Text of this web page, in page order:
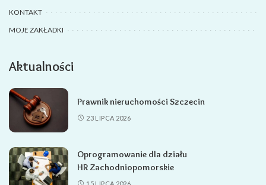
KONTAKT
MOJE ZAKŁADKI
Aktualności
Prawnik nieruchomości Szczecin
23 LIPCA 2026
Oprogramowanie dla działu
HR Zachodniopomorskie